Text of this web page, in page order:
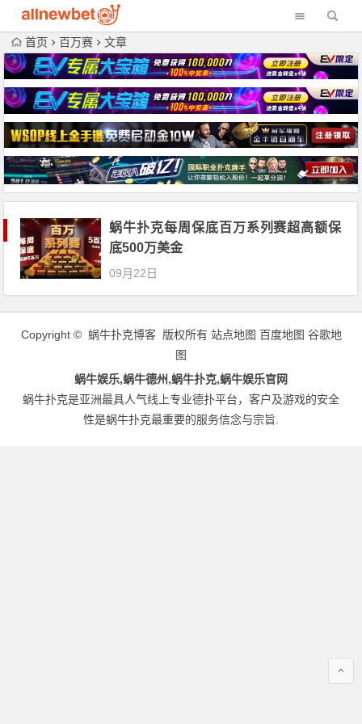
首页 百万赛 文章
蜗牛扑克每周保底百万系列赛超高额保
底500万美金
09月22日
Copyright © 蜗牛扑克博客 版权所有 站点地图 百度地图 谷歌地
图
蜗牛娱乐,蜗牛德州,蜗牛扑克,蜗牛娱乐官网
蜗牛扑克是亚洲最具人气线上专业德扑平台，客户及游戏的安全
性是蜗牛扑克最重要的服务信念与宗旨.